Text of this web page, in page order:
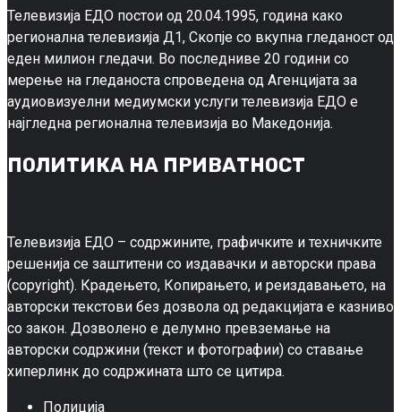
Телевизија ЕДО постои од 20.04.1995, година како
регионална телевизија Д1, Скопје со вкупна гледаност од
еден милион гледачи. Во последниве 20 години со
мерење на гледаноста спроведена од Агенцијата за
аудиовизуелни медиумски услуги телевизија ЕДО е
најгледна регионална телевизија во Македонија.
ПОЛИТИКА НА ПРИВАТНОСТ
Телевизија ЕДО – содржините, графичките и техничките
решенија се заштитени со издавачки и авторски права
(copyright). Крадењето, Копирањето, и реиздавањето, на
авторски текстови без дозвола од редакцијата е казниво
со закон. Дозволено е делумно превземање на
авторски содржини (текст и фотографии) со ставање
хиперлинк до содржината што се цитира.
Полиција